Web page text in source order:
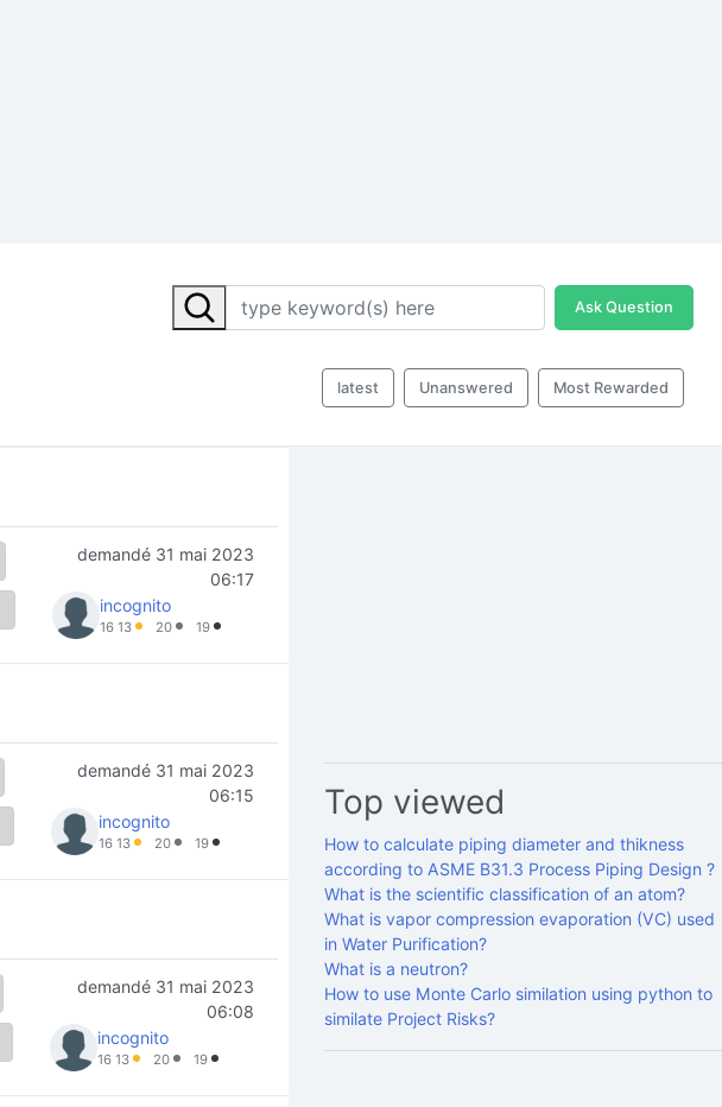
Ask Question
latest Unanswered Most Rewarded
demandé 31 mai 2023
06:17
incognito
16 13 20 19
demandé 31 mai 2023
06:15
incognito
16 13 20 19
demandé 31 mai 2023
06:08
incognito
16 13 20 19
Top viewed
How to calculate piping diameter and thikness
according to ASME B31.3 Process Piping Design ?
What is the scientific classification of an atom?
What is vapor compression evaporation (VC) used
in Water Purification?
What is a neutron?
How to use Monte Carlo similation using python to
similate Project Risks?